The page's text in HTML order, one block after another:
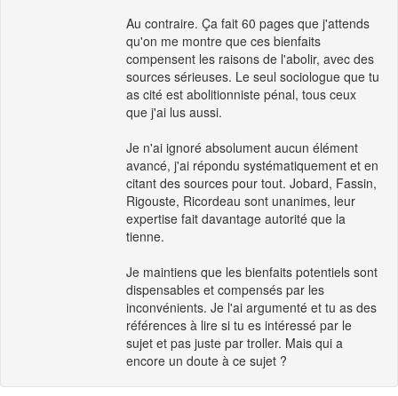
Au contraire. Ça fait 60 pages que j'attends
qu'on me montre que ces bienfaits
compensent les raisons de l'abolir, avec des
sources sérieuses. Le seul sociologue que tu
as cité est abolitionniste pénal, tous ceux
que j'ai lus aussi.
Je n'ai ignoré absolument aucun élément
avancé, j'ai répondu systématiquement et en
citant des sources pour tout. Jobard, Fassin,
Rigouste, Ricordeau sont unanimes, leur
expertise fait davantage autorité que la
tienne.
Je maintiens que les bienfaits potentiels sont
dispensables et compensés par les
inconvénients. Je l'ai argumenté et tu as des
références à lire si tu es intéressé par le
sujet et pas juste par troller. Mais qui a
encore un doute à ce sujet ?